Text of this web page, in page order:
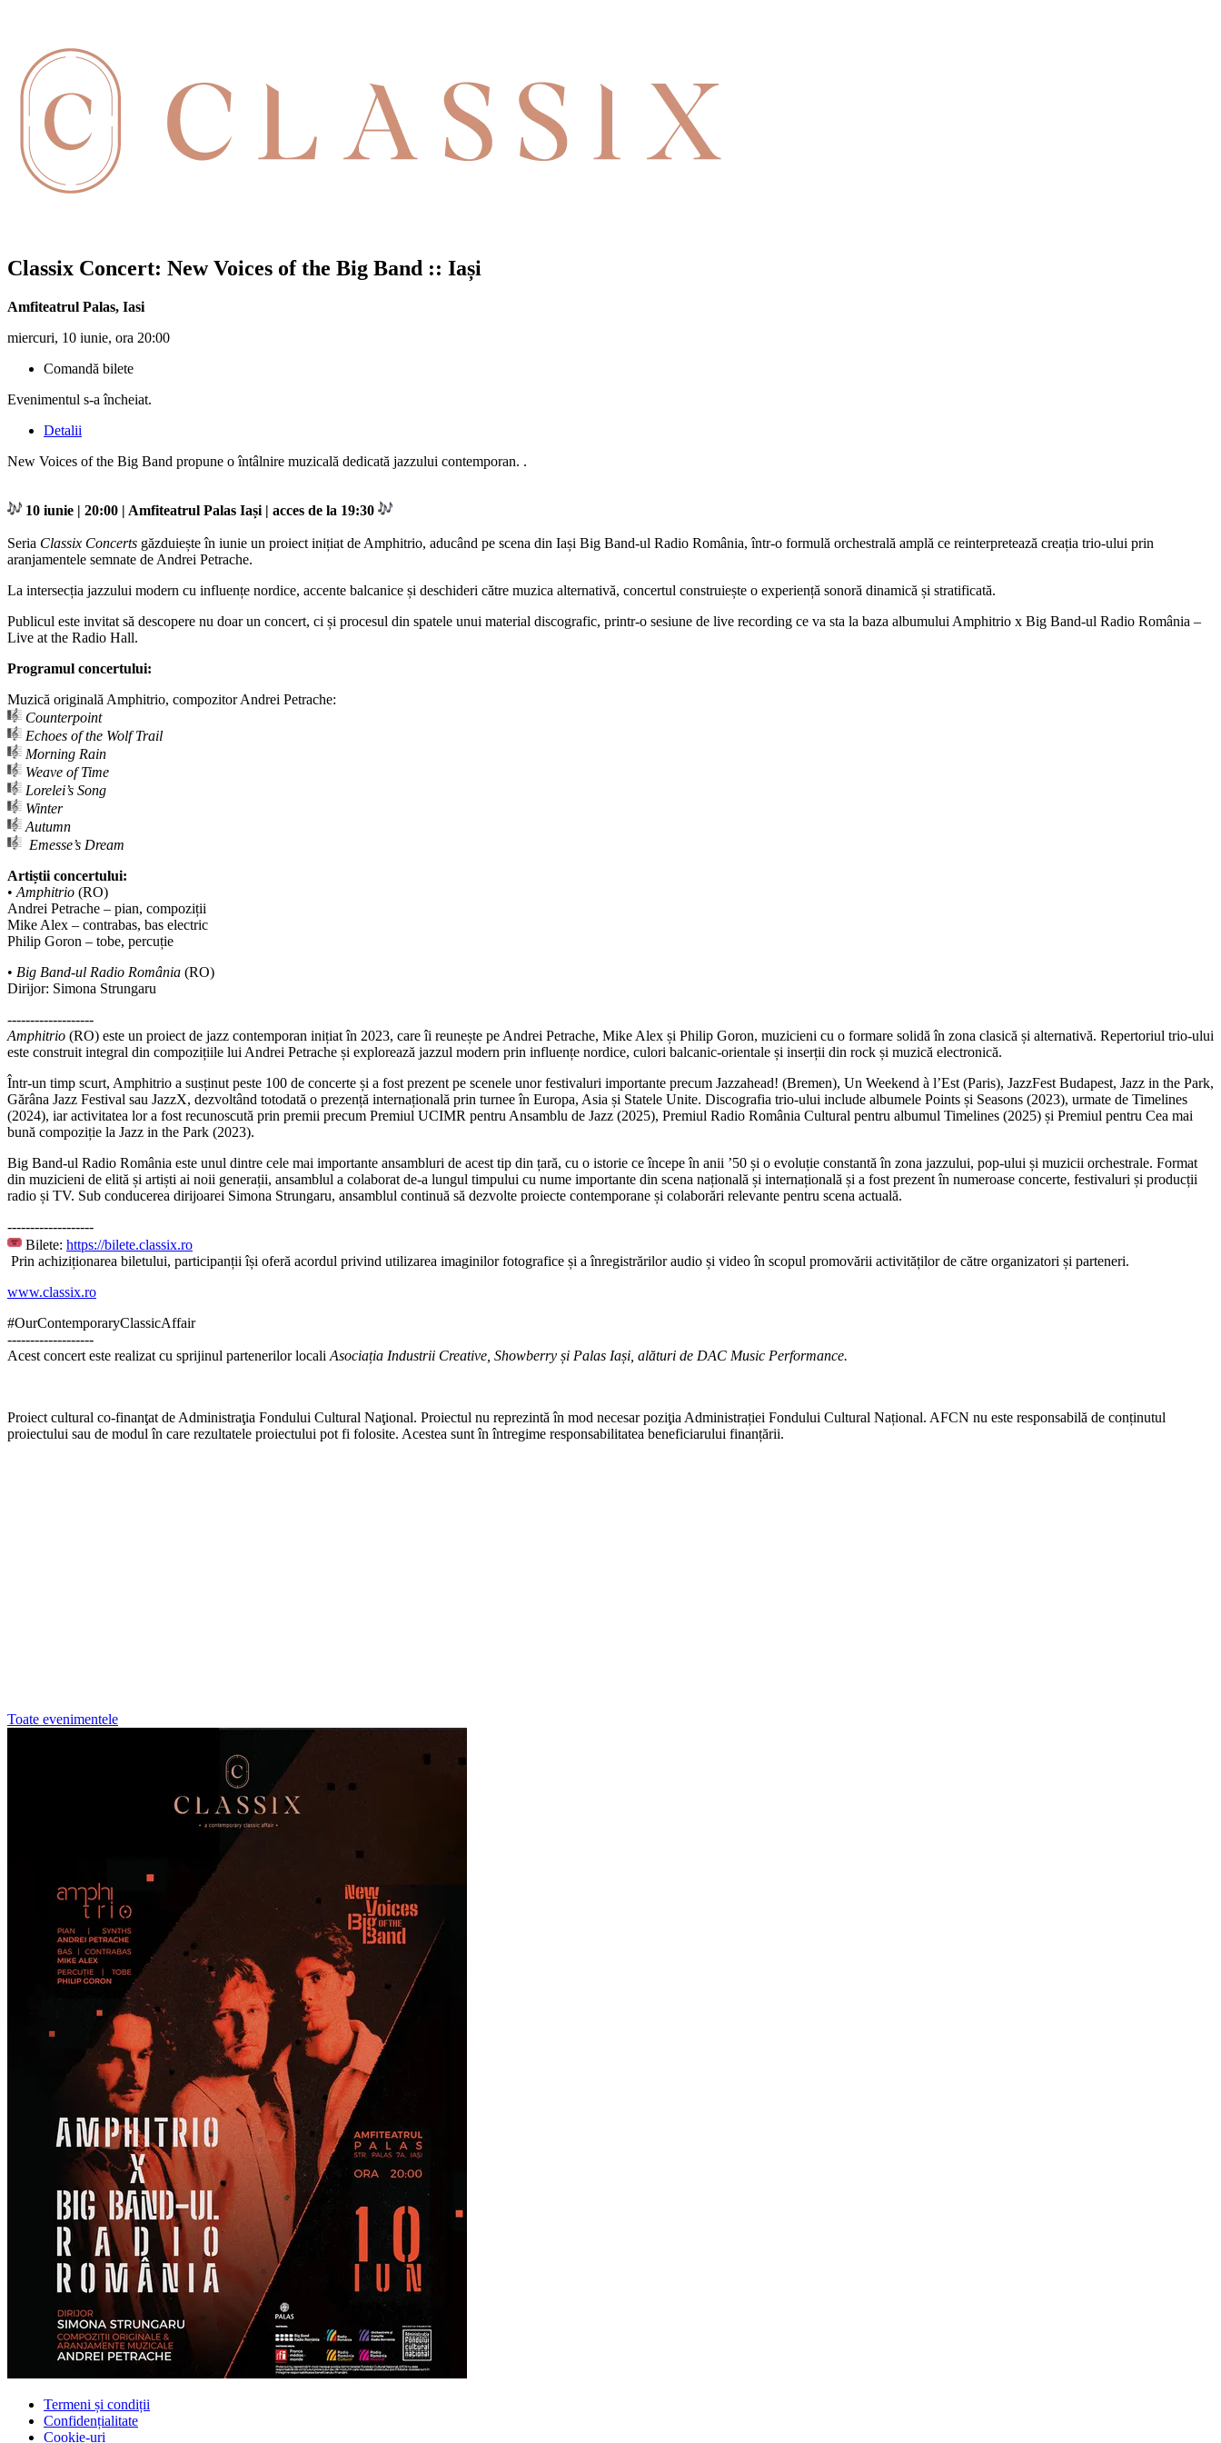
Classix Concert: New Voices of the Big Band :: Iași
Amfiteatrul Palas, Iasi
miercuri, 10 iunie, ora 20:00
Comandă bilete
Evenimentul s-a încheiat.
Detalii
New Voices of the Big Band propune o întâlnire muzicală dedicată jazzului contemporan. .
10 iunie | 20:00 | Amfiteatrul Palas Iași | acces de la 19:30
Seria Classix Concerts găzduiește în iunie un proiect inițiat de Amphitrio, aducând pe scena din Iași Big Band-ul Radio România, într-o formulă orchestrală amplă ce reinterpretează creația trio-ului prin
aranjamentele semnate de Andrei Petrache.
La intersecția jazzului modern cu influențe nordice, accente balcanice și deschideri către muzica alternativă, concertul construiește o experiență sonoră dinamică și stratificată.
Publicul este invitat să descopere nu doar un concert, ci și procesul din spatele unui material discografic, printr-o sesiune de live recording ce va sta la baza albumului Amphitrio x Big Band-ul Radio România –
Live at the Radio Hall.
Programul concertului:
Muzică originală Amphitrio, compozitor Andrei Petrache:
Counterpoint
Echoes of the Wolf Trail
Morning Rain
Weave of Time
Lorelei’s Song
Winter
Autumn
Emesse’s Dream
Artiștii concertului:
• Amphitrio (RO)
Andrei Petrache – pian, compoziții
Mike Alex – contrabas, bas electric
Philip Goron – tobe, percuție
• Big Band-ul Radio România (RO)
Dirijor: Simona Strungaru
-------------------
Amphitrio (RO) este un proiect de jazz contemporan inițiat în 2023, care îi reunește pe Andrei Petrache, Mike Alex și Philip Goron, muzicieni cu o formare solidă în zona clasică și alternativă. Repertoriul trio-ului
este construit integral din compozițiile lui Andrei Petrache și explorează jazzul modern prin influențe nordice, culori balcanic-orientale și inserții din rock și muzică electronică.
Într-un timp scurt, Amphitrio a susținut peste 100 de concerte și a fost prezent pe scenele unor festivaluri importante precum Jazzahead! (Bremen), Un Weekend à l’Est (Paris), JazzFest Budapest, Jazz in the Park,
Gărâna Jazz Festival sau JazzX, dezvoltând totodată o prezență internațională prin turnee în Europa, Asia și Statele Unite. Discografia trio-ului include albumele Points și Seasons (2023), urmate de Timelines
(2024), iar activitatea lor a fost recunoscută prin premii precum Premiul UCIMR pentru Ansamblu de Jazz (2025), Premiul Radio România Cultural pentru albumul Timelines (2025) și Premiul pentru Cea mai
bună compoziție la Jazz in the Park (2023).
Big Band-ul Radio România este unul dintre cele mai importante ansambluri de acest tip din țară, cu o istorie ce începe în anii ’50 și o evoluție constantă în zona jazzului, pop-ului și muzicii orchestrale. Format
din muzicieni de elită și artiști ai noii generații, ansamblul a colaborat de-a lungul timpului cu nume importante din scena națională și internațională și a fost prezent în numeroase concerte, festivaluri și producții
radio și TV. Sub conducerea dirijoarei Simona Strungaru, ansamblul continuă să dezvolte proiecte contemporane și colaborări relevante pentru scena actuală.
-------------------
Bilete: https://bilete.classix.ro
Prin achiziționarea biletului, participanții își oferă acordul privind utilizarea imaginilor fotografice și a înregistrărilor audio și video în scopul promovării activităților de către organizatori și parteneri.
www.classix.ro
#OurContemporaryClassicAffair
-------------------
Acest concert este realizat cu sprijinul partenerilor locali Asociația Industrii Creative, Showberry și Palas Iași, alături de DAC Music Performance.
Proiect cultural co-finanţat de Administraţia Fondului Cultural Naţional. Proiectul nu reprezintă în mod necesar poziţia Administrației Fondului Cultural Național. AFCN nu este responsabilă de conținutul
proiectului sau de modul în care rezultatele proiectului pot fi folosite. Acestea sunt în întregime responsabilitatea beneficiarului finanțării.
Toate evenimentele
Termeni și condiții
Confidențialitate
Cookie-uri